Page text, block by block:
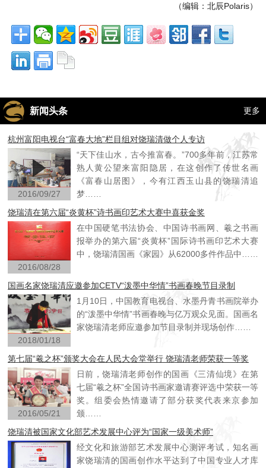
（编辑：北辰Polaris）
更多
新闻头条
杭州富阳电视台“富春大地”栏目组对饶瑞清做个人专访
2016/09/27
“天下佳山水，古今推富春。”700多年前，江苏常
熟人黄公望来富阳隐居，在这创作了传世名画
《富春山居图》，今有江西玉山县的饶瑞清追
梦……
饶瑞清在第六届“炎黄杯”诗书画印艺术大赛中喜获金奖
2016/08/28
在中国硬笔书法协会、中国诗书画网、羲之书画
报举办的第六届“炎黄杯”国际诗书画印艺术大赛
中，饶瑞清国画《家园》从62000多件作品中……
国画名家饶瑞清应邀参加CETV“泼墨中华情”书画春晚节目录制
2018/01/18
1月10日，中国教育电视台、水墨丹青书画院举办
的“泼墨中华情”书画春晚与亿万观众见面。国画名
家饶瑞清老师应邀参加节目录制并现场创作……
第七届“羲之杯”颁奖大会在人民大会堂举行 饶瑞清老师荣获一等奖
2016/05/21
日前，饶瑞清老师创作的国画《三清仙境》在第
七届“羲之杯”全国诗书画家邀请赛评选中荣获一等
奖。组委会热情邀请了部分获奖代表来京参加
颁……
饶瑞清被国家文化部艺术发展中心评为“国家一级美术师”
经文化和旅游部艺术发展中心测评考试，知名画
家饶瑞清的国画创作水平达到了中国专业人才库